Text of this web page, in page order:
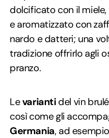
dolcificato con il
e aromatizzato con
nardo e datteri; una
tradizione offrirlo agli
pranzo.
Levariantidel vin
così come gli
Germania, ad